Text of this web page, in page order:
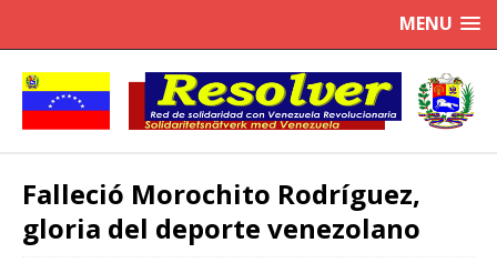
MENU
Falleció Morochito Rodríguez,
gloria del deporte venezolano